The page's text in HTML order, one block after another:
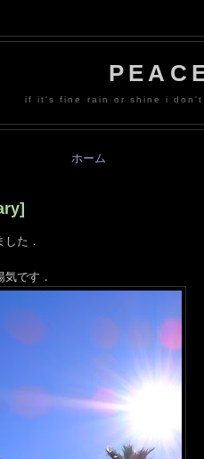
if it's fine rain or shine i don't
ホーム
た．
です．